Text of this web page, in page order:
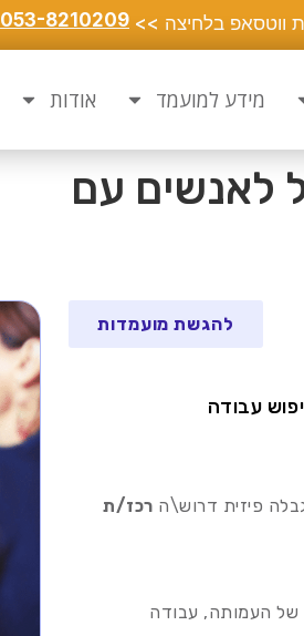
ווטסאפ בלחיצה >> 053-8210209
מידע למועמד אודות
לאנשים עם
להגשת מועמדות
עבודה
פיזית דרוש\ה רכז/ת
של העמותה, עבודה